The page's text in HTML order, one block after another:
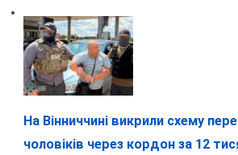
На Вінниччині викрили схему
чоловіків через кордон за 12